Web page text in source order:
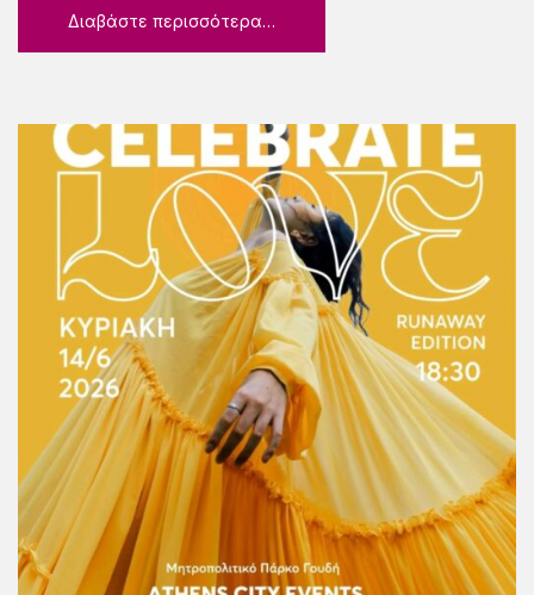
Διαβάστε περισσότερα…